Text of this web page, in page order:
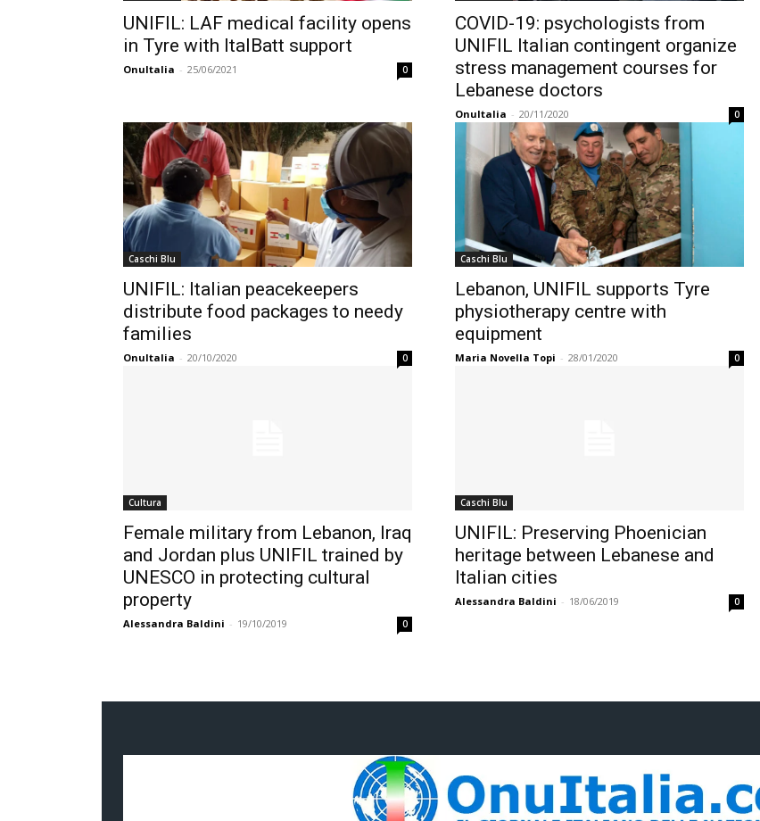
UNIFIL: LAF medical facility opens
in Tyre with ItalBatt support
OnuItalia - 25/06/2021 0
COVID-19: psychologists from
UNIFIL Italian contingent organize
stress management courses for
Lebanese doctors
OnuItalia - 20/11/2020 0
Caschi Blu
UNIFIL: Italian peacekeepers
distribute food packages to needy
families
OnuItalia - 20/10/2020 0
Caschi Blu
Lebanon, UNIFIL supports Tyre
physiotherapy centre with
equipment
Maria Novella Topi - 28/01/2020 0
Cultura
Female military from Lebanon, Iraq
and Jordan plus UNIFIL trained by
UNESCO in protecting cultural
property
Alessandra Baldini - 19/10/2019 0
Caschi Blu
UNIFIL: Preserving Phoenician
heritage between Lebanese and
Italian cities
Alessandra Baldini - 18/06/2019 0